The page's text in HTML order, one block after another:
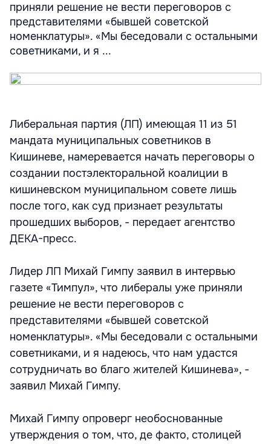
приняли решение не вести переговоров с
представителями «бывшей советской
номенклатуры». «Мы беседовали с остальными
советниками, и я ...
Либеральная партия (ЛП) имеющая 11 из 51
мандата муниципальных советников в
Кишиневе, намеревается начать переговоры о
создании постэлекторальной коалиции в
кишиневском муниципальном совете лишь
после того, как суд признает результаты
прошедших выборов, - передает агентство
ДЕКА-пресс.
Лидер ЛП Михай Гимпу заявил в интервью
газете «Тимпул», что либералы уже приняли
решение не вести переговоров с
представителями «бывшей советской
номенклатуры». «Мы беседовали с остальными
советниками, и я надеюсь, что нам удастся
сотрудничать во благо жителей Кишинева», -
заявил Михай Гимпу.
Михай Гимпу опроверг необоснованные
утверждения о том, что, де факто, столицей